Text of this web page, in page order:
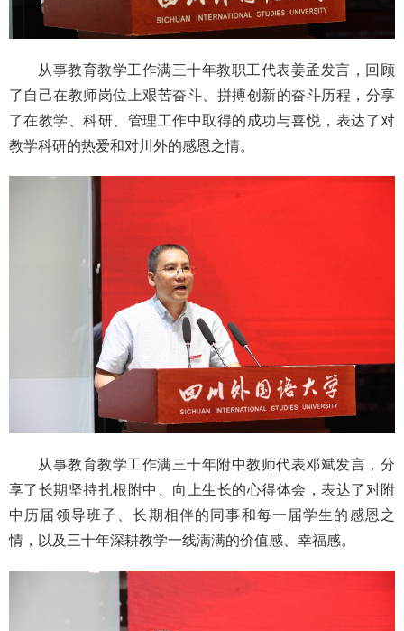
从事教育教学工作满三十年教职工代表姜孟发言，回顾
了自己在教师岗位上艰苦奋斗、拼搏创新的奋斗历程，分享
了在教学、科研、管理工作中取得的成功与喜悦，表达了对
教学科研的热爱和对川外的感恩之情。
从事教育教学工作满三十年附中教师代表邓斌发言，分
享了长期坚持扎根附中、向上生长的心得体会，表达了对附
中历届领导班子、长期相伴的同事和每一届学生的感恩之
情，以及三十年深耕教学一线满满的价值感、幸福感。